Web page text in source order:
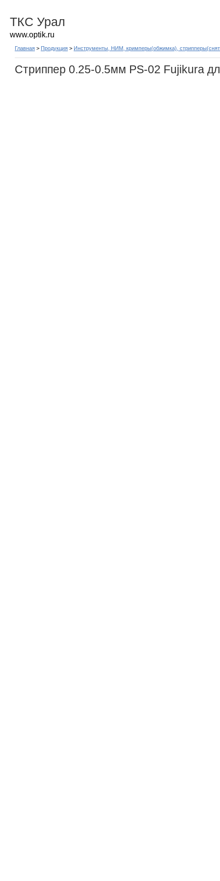
ТКС Урал
www.optik.ru
Главная > Продукция > Инструменты, НИМ, кримперы(обжимка),
Стриппер 0.25-0.5мм PS-02 Fujikura